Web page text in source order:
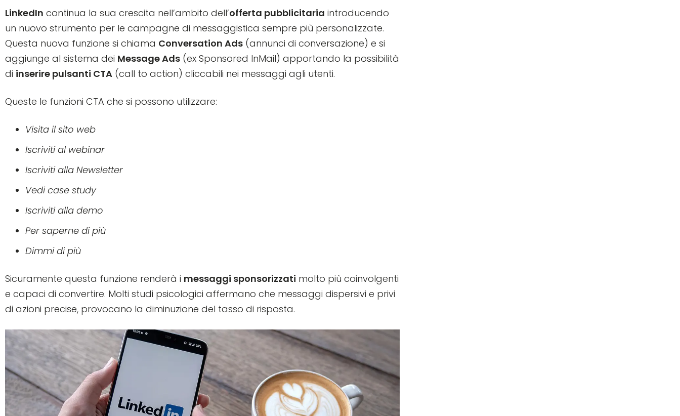
LinkedIn continua la sua crescita nell’ambito dell’offerta pubblicitaria introducendo
un nuovo strumento per le campagne di messaggistica sempre più personalizzate.
Questa nuova funzione si chiama Conversation Ads (annunci di conversazione) e si
aggiunge al sistema dei Message Ads (ex Sponsored InMail) apportando la possibilità
di inserire pulsanti CTA (call to action) cliccabili nei messaggi agli utenti.
Queste le funzioni CTA che si possono utilizzare:
Visita il sito web
Iscriviti al webinar
Iscriviti alla Newsletter
Vedi case study
Iscriviti alla demo
Per saperne di più
Dimmi di più
Sicuramente questa funzione renderà i messaggi sponsorizzati molto più coinvolgenti
e capaci di convertire. Molti studi psicologici affermano che messaggi dispersivi e privi
di azioni precise, provocano la diminuzione del tasso di risposta.